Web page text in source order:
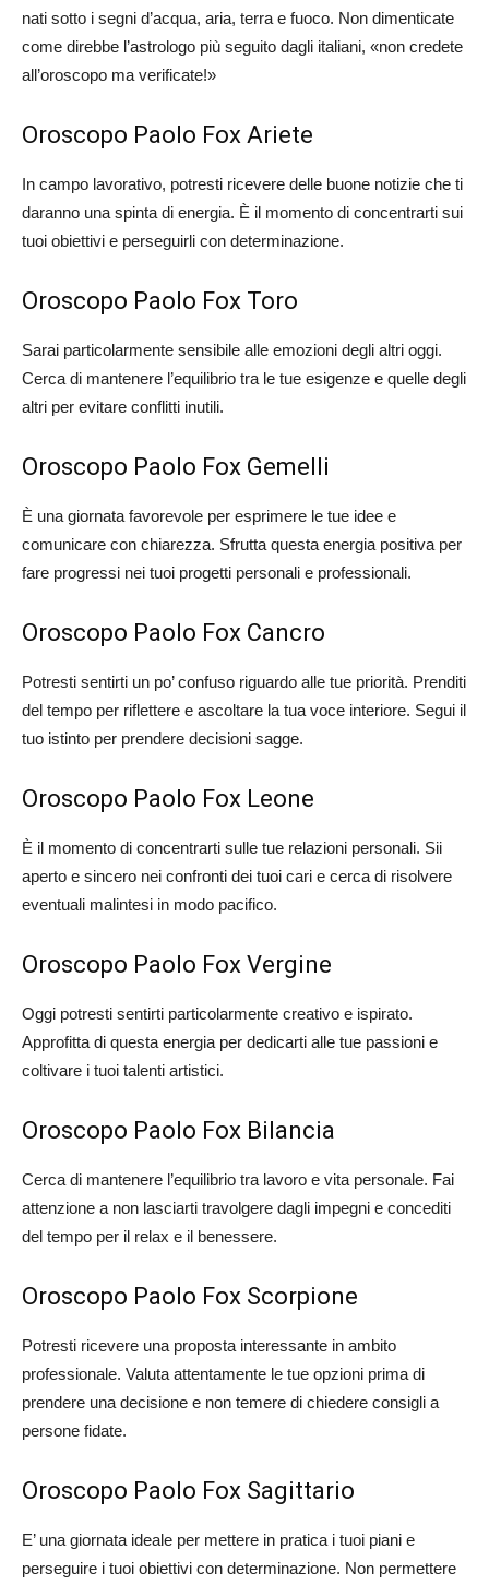
nati sotto i segni d’acqua, aria, terra e fuoco. Non dimenticate
come direbbe l’astrologo più seguito dagli italiani, «non credete
all’oroscopo ma verificate!»
Oroscopo Paolo Fox Ariete
In campo lavorativo, potresti ricevere delle buone notizie che ti
daranno una spinta di energia. È il momento di concentrarti sui
tuoi obiettivi e perseguirli con determinazione.
Oroscopo Paolo Fox Toro
Sarai particolarmente sensibile alle emozioni degli altri oggi.
Cerca di mantenere l’equilibrio tra le tue esigenze e quelle degli
altri per evitare conflitti inutili.
Oroscopo Paolo Fox Gemelli
È una giornata favorevole per esprimere le tue idee e
comunicare con chiarezza. Sfrutta questa energia positiva per
fare progressi nei tuoi progetti personali e professionali.
Oroscopo Paolo Fox Cancro
Potresti sentirti un po’ confuso riguardo alle tue priorità. Prenditi
del tempo per riflettere e ascoltare la tua voce interiore. Segui il
tuo istinto per prendere decisioni sagge.
Oroscopo Paolo Fox Leone
È il momento di concentrarti sulle tue relazioni personali. Sii
aperto e sincero nei confronti dei tuoi cari e cerca di risolvere
eventuali malintesi in modo pacifico.
Oroscopo Paolo Fox Vergine
Oggi potresti sentirti particolarmente creativo e ispirato.
Approfitta di questa energia per dedicarti alle tue passioni e
coltivare i tuoi talenti artistici.
Oroscopo Paolo Fox Bilancia
Cerca di mantenere l’equilibrio tra lavoro e vita personale. Fai
attenzione a non lasciarti travolgere dagli impegni e concediti
del tempo per il relax e il benessere.
Oroscopo Paolo Fox Scorpione
Potresti ricevere una proposta interessante in ambito
professionale. Valuta attentamente le tue opzioni prima di
prendere una decisione e non temere di chiedere consigli a
persone fidate.
Oroscopo Paolo Fox Sagittario
E’ una giornata ideale per mettere in pratica i tuoi piani e
perseguire i tuoi obiettivi con determinazione. Non permettere